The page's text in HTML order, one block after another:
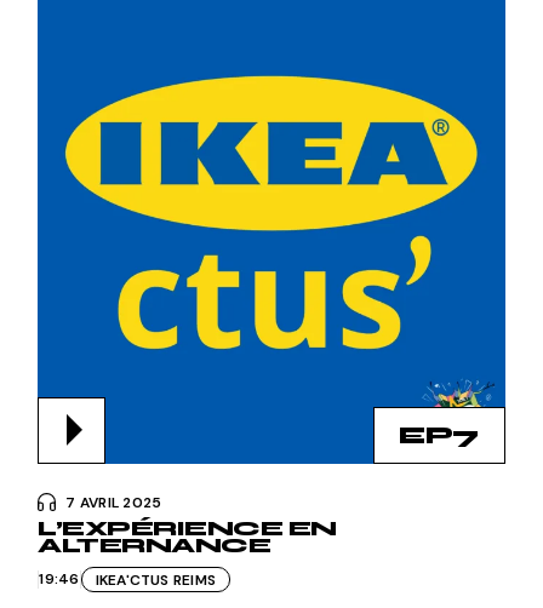
EP7
7 AVRIL 2025
L’EXPÉRIENCE EN
ALTERNANCE
19:46 IKEA'CTUS REIMS